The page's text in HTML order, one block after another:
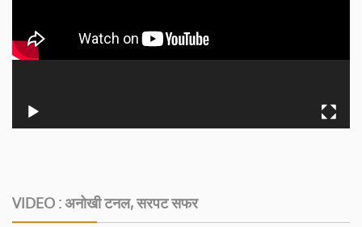
VIDEO : अनोखी टनल, सरपट सफर